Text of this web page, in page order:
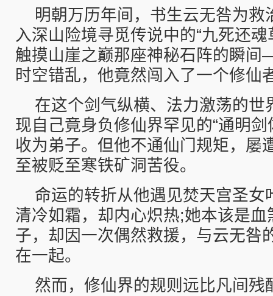
明朝万历年间，书生云无咎为救
入深山险境寻觅传说中的“九死还魂
触摸山崖之巅那座神秘石阵的瞬
时空错乱，他竟然闯入了一个修仙
在这个剑气纵横、法力激荡的世
现自己竟身负修仙界罕见的“通明剑
收为弟子。但他不通仙门规矩，屡
至被贬至寒铁矿洞苦役。
命运的转折从他遇见焚天宫圣女
清冷如霜，却内心炽热;她本该是血
子，却因一次偶然救援，与云无咎
在一起。
然而，修仙界的规则远比凡间残